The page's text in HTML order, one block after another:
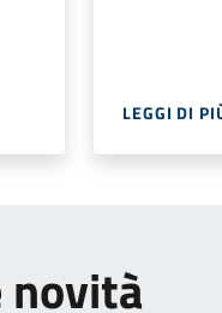
LEGGI DI